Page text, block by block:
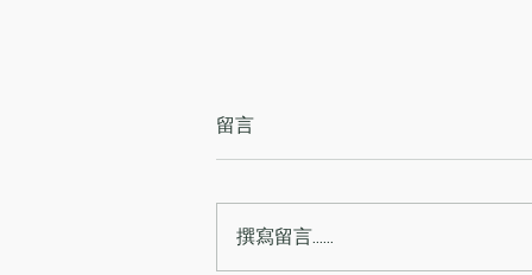
留言
撰寫留言......